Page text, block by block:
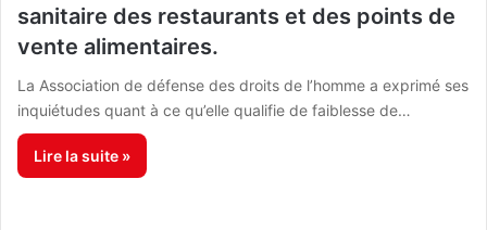
sanitaire des restaurants et des points de
vente alimentaires.
La Association de défense des droits de l’homme a exprimé ses
inquiétudes quant à ce qu’elle qualifie de faiblesse de…
Lire la suite »